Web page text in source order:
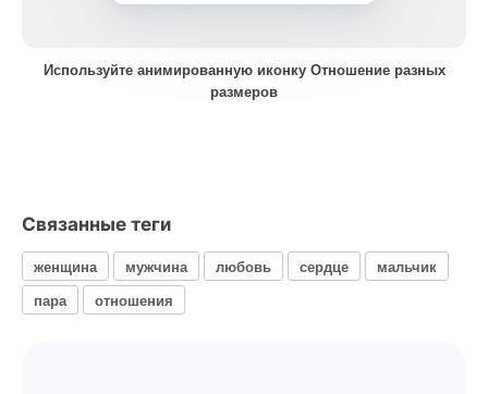
Используйте анимированную иконку Отношение разных
размеров
Связанные теги
женщина мужчина любовь сердце
мальчик
пара
отношения